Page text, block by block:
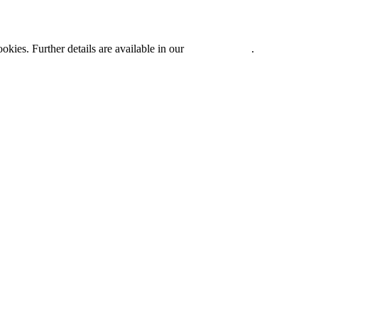
Further details are available in our .